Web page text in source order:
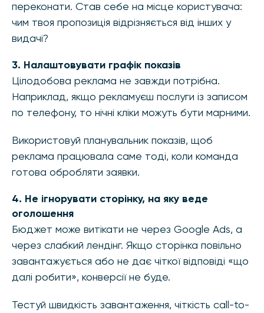
переконати. Став себе на місце користувача:
чим твоя пропозиція відрізняється від інших у
видачі?
3. Налаштовувати графік показів
Цілодобова реклама не завжди потрібна.
Наприклад, якщо рекламуєш послуги із записом
по телефону, то нічні кліки можуть бути марними.
Використовуй планувальник показів, щоб
реклама працювала саме тоді, коли команда
готова обробляти заявки.
4. Не ігнорувати сторінку, на яку веде
оголошення
Бюджет може витікати не через Google Ads, а
через слабкий лендінг. Якщо сторінка повільно
завантажується або не дає чіткої відповіді «що
далі робити», конверсії не буде.
Тестуй швидкість завантаження, чіткість call-to-